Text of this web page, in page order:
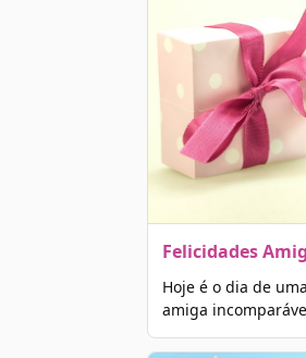
Felicidades
Hoje é o dia de
amiga